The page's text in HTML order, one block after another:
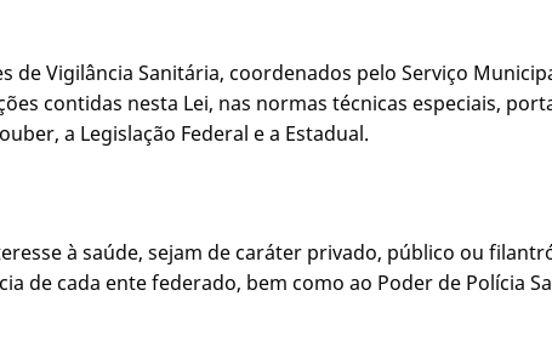
de Vigilância Sanitária, coordenados pelo Serviço
contidas nesta Lei, nas normas técnicas especiais,
a Legislação Federal e a Estadual.
à saúde, sejam de caráter privado, público ou
de cada ente federado, bem como ao Poder de Polícia